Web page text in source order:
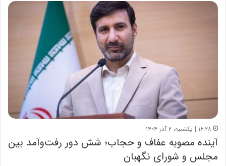
۱۶:۲۸ | یکشنبه، ۲ آذر ۱۴۰۴
آینده مصوبه عفاف و حجاب؛ شش دور رفت‌وآمد بین
مجلس و شورای نگهبان